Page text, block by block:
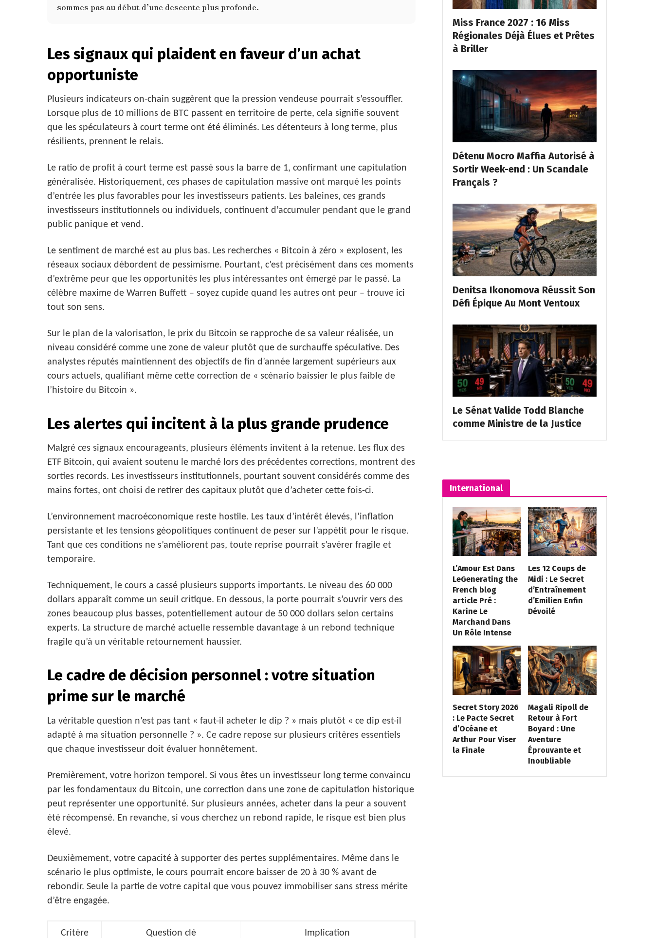
sommes pas au début d’une descente plus profonde.
Les signaux qui plaident en faveur d’un achat
opportuniste
Plusieurs indicateurs on-chain suggèrent que la pression vendeuse pourrait s’essouffler.
Lorsque plus de 10 millions de BTC passent en territoire de perte, cela signifie souvent
que les spéculateurs à court terme ont été éliminés. Les détenteurs à long terme, plus
résilients, prennent le relais.
Le ratio de profit à court terme est passé sous la barre de 1, confirmant une capitulation
généralisée. Historiquement, ces phases de capitulation massive ont marqué les points
d’entrée les plus favorables pour les investisseurs patients. Les baleines, ces grands
investisseurs institutionnels ou individuels, continuent d’accumuler pendant que le grand
public panique et vend.
Le sentiment de marché est au plus bas. Les recherches « Bitcoin à zéro » explosent, les
réseaux sociaux débordent de pessimisme. Pourtant, c’est précisément dans ces moments
d’extrême peur que les opportunités les plus intéressantes ont émergé par le passé. La
célèbre maxime de Warren Buffett – soyez cupide quand les autres ont peur – trouve ici
tout son sens.
Sur le plan de la valorisation, le prix du Bitcoin se rapproche de sa valeur réalisée, un
niveau considéré comme une zone de valeur plutôt que de surchauffe spéculative. Des
analystes réputés maintiennent des objectifs de fin d’année largement supérieurs aux
cours actuels, qualifiant même cette correction de « scénario baissier le plus faible de
l’histoire du Bitcoin ».
Les alertes qui incitent à la plus grande prudence
Malgré ces signaux encourageants, plusieurs éléments invitent à la retenue. Les flux des
ETF Bitcoin, qui avaient soutenu le marché lors des précédentes corrections, montrent des
sorties records. Les investisseurs institutionnels, pourtant souvent considérés comme des
mains fortes, ont choisi de retirer des capitaux plutôt que d’acheter cette fois-ci.
L’environnement macroéconomique reste hostile. Les taux d’intérêt élevés, l’inflation
persistante et les tensions géopolitiques continuent de peser sur l’appétit pour le risque.
Tant que ces conditions ne s’améliorent pas, toute reprise pourrait s’avérer fragile et
temporaire.
Techniquement, le cours a cassé plusieurs supports importants. Le niveau des 60 000
dollars apparaît comme un seuil critique. En dessous, la porte pourrait s’ouvrir vers des
zones beaucoup plus basses, potentiellement autour de 50 000 dollars selon certains
experts. La structure de marché actuelle ressemble davantage à un rebond technique
fragile qu’à un véritable retournement haussier.
Le cadre de décision personnel : votre situation
prime sur le marché
La véritable question n’est pas tant « faut-il acheter le dip ? » mais plutôt « ce dip est-il
adapté à ma situation personnelle ? ». Ce cadre repose sur plusieurs critères essentiels
que chaque investisseur doit évaluer honnêtement.
Premièrement, votre horizon temporel. Si vous êtes un investisseur long terme convaincu
par les fondamentaux du Bitcoin, une correction dans une zone de capitulation historique
peut représenter une opportunité. Sur plusieurs années, acheter dans la peur a souvent
été récompensé. En revanche, si vous cherchez un rebond rapide, le risque est bien plus
élevé.
Deuxièmement, votre capacité à supporter des pertes supplémentaires. Même dans le
scénario le plus optimiste, le cours pourrait encore baisser de 20 à 30 % avant de
rebondir. Seule la partie de votre capital que vous pouvez immobiliser sans stress mérite
d’être engagée.
Critère Question clé Implication
Miss France 2027 : 16 Miss
Régionales Déjà Élues et Prêtes
à Briller
Détenu Mocro Maffia Autorisé à
Sortir Week-end : Un Scandale
Français ?
Denitsa Ikonomova Réussit Son
Défi Épique Au Mont Ventoux
Le Sénat Valide Todd Blanche
comme Ministre de la Justice
International
L’Amour Est Dans
LeGenerating the
French blog
article Pré :
Karine Le
Marchand Dans
Un Rôle Intense
Les 12 Coups de
Midi : Le Secret
d’Entraînement
d’Emilien Enfin
Dévoilé
Secret Story 2026
: Le Pacte Secret
d’Océane et
Arthur Pour Viser
la Finale
Magali Ripoll de
Retour à Fort
Boyard : Une
Aventure
Éprouvante et
Inoubliable